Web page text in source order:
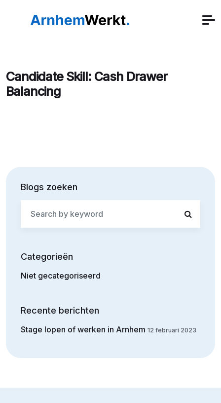
Candidate Skill: Cash Drawer
Balancing
Blogs zoeken
for:
Categorieën
Niet gecategoriseerd
Recente berichten
Stage lopen of werken in Arnhem 12 februari 2023